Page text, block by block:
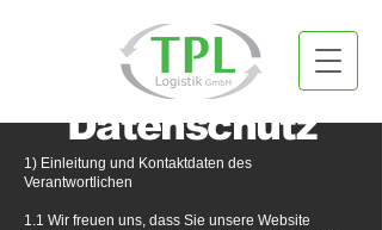
Datenschutz
1) Einleitung und Kontaktdaten des
Verantwortlichen
1.1 Wir freuen uns, dass Sie unsere Website